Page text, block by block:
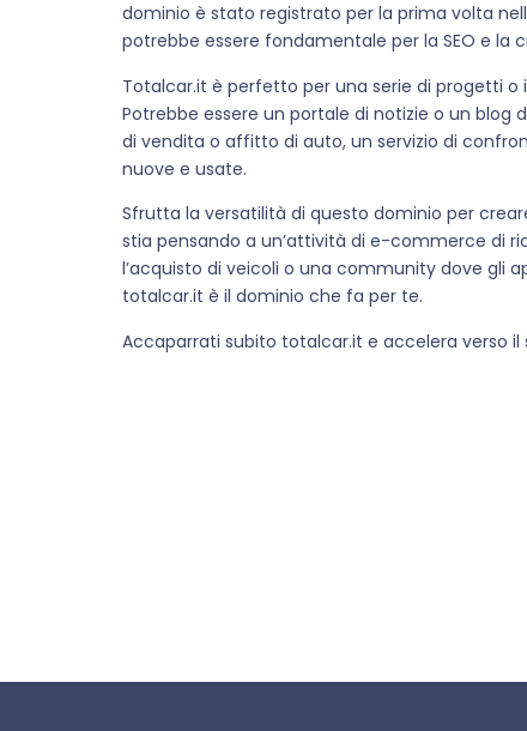
dominio è stato registrato per la prima volta
potrebbe essere fondamentale per la SEO e la
Totalcar.it è perfetto per una serie di progetti o
Potrebbe essere un portale di notizie o un
di vendita o affitto di auto, un servizio di
nuove e usate.
Sfrutta la versatilità di questo dominio per
stia pensando a un’attività di e-commerce di
l’acquisto di veicoli o una community dove gli
totalcar.it è il dominio che fa per te.
Accaparrati subito totalcar.it e accelera verso